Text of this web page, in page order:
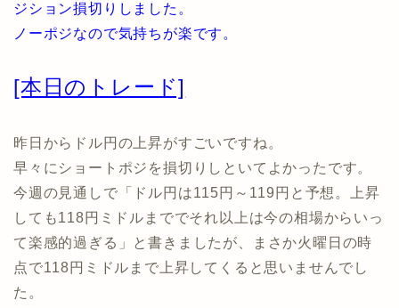
ジション損切りしました。
ノーポジなので気持ちが楽です。
[本日のトレード]
昨日からドル円の上昇がすごいですね。
早々にショートポジを損切りしといてよかったです。
今週の見通しで「ドル円は115円～119円と予想。上昇
しても118円ミドルまででそれ以上は今の相場からいっ
て楽感的過ぎる」と書きましたが、まさか火曜日の時
点で118円ミドルまで上昇してくると思いませんでし
た。